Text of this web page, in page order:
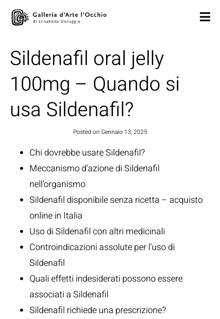
Sildenafil oral jelly
100mg – Quando si
usa Sildenafil?
Posted on Gennaio 13, 2025
Chi dovrebbe usare Sildenafil?
Meccanismo d’azione di Sildenafil
nell’organismo
Sildenafil disponibile senza ricetta – acquisto
online in Italia
Uso di Sildenafil con altri medicinali
Controindicazioni assolute per l’uso di
Sildenafil
Quali effetti indesiderati possono essere
associati a Sildenafil
Sildenafil richiede una prescrizione?